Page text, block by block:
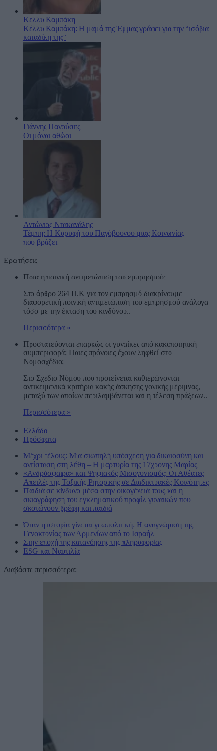
Κέλλυ Καμπάκη
Κέλλυ Καμπάκη: Η μαμά της Έμμας γράφει για την “ισόβια
καταδίκη της”
Γιάννης Πανούσης
Οι μόνοι αθώοι
Αντώνιος Ντακανάλης
Τέμπη: Η Κορυφή του Παγόβουνου μιας Κοινωνίας
που βράζει
Ερωτήσεις
Ποια η ποινική αντιμετώπιση του εμπρησμού;
Στο άρθρο 264 Π.Κ για τον εμπρησμό διακρίνουμε
διαφορετική ποινική αντιμετώπιση του εμπρησμού ανάλογα
τόσο με την έκταση του κινδύνου..
Περισσότερα »
Προστατεύονται επαρκώς οι γυναίκες από κακοποιητική
συμπεριφορά; Ποιες πρόνοιες έχουν ληφθεί στο
Νομοσχέδιο;
Στο Σχέδιο Νόμου που προτείνεται καθιερώνονται
αντικειμενικά κριτήρια κακής άσκησης γονικής μέριμνας,
μεταξύ των οποίων περιλαμβάνεται και η τέλεση πράξεων..
Περισσότερα »
Ελλάδα
Πρόσφατα
Μέχρι τέλους: Μια σιωπηλή υπόσχεση για δικαιοσύνη και
αντίσταση στη λήθη – Η μαρτυρία της 17χρονης Μαρίας
«Ανδρόσφαιρα» και Ψηφιακός Μισογυνισμός: Οι Αθέατες
Απειλές της Τοξικής Ρητορικής σε Διαδικτυακές Κοινότητες
Παιδιά σε κίνδυνο μέσα στην οικογένειά τους και η
σκιαγράφηση του εγκληματικού προφίλ γυναικών που
σκοτώνουν βρέφη και παιδιά
Όταν η ιστορία γίνεται γεωπολιτική: Η αναγνώριση της
Γενοκτονίας των Αρμενίων από το Ισραήλ
Στην εποχή της κατανόησης της πληροφορίας
ESG και Ναυτιλία
Διαβάστε περισσότερα: